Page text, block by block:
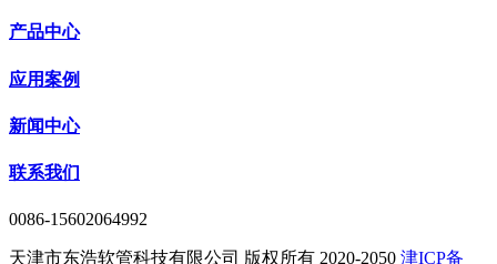
产品中心
应用案例
新闻中心
联系我们
0086-15602064992
天津市东浩软管科技有限公司 版权所有 2020-2050 津ICP备